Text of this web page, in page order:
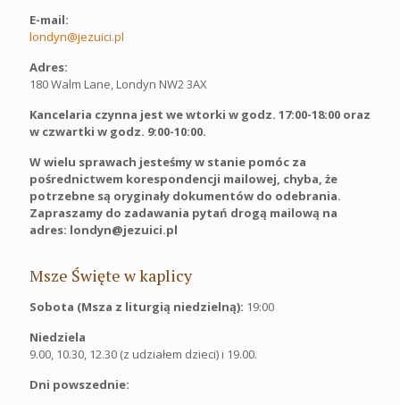
E-mail:
londyn@jezuici.pl
Adres:
180 Walm Lane, Londyn NW2 3AX
Kancelaria czynna jest we wtorki w godz. 17:00-18:00 oraz
w czwartki w godz. 9:00-10:00.
W wielu sprawach jesteśmy w stanie pomóc za
pośrednictwem korespondencji mailowej, chyba, że
potrzebne są oryginały dokumentów do odebrania.
Zapraszamy do zadawania pytań drogą mailową na
adres: londyn@jezuici.pl
Msze Święte w kaplicy
Sobota (Msza z liturgią niedzielną): 19:00
Niedziela
9.00, 10.30, 12.30 (z udziałem dzieci) i 19.00.
Dni powszednie: